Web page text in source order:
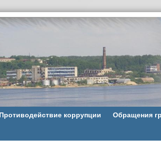
Противодействие коррупции Обращения